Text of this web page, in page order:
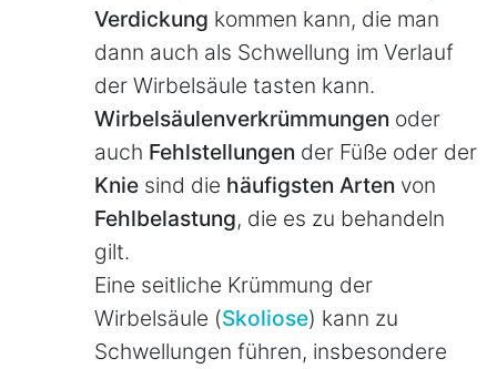
Verdickung kommen kann, die man
dann auch als Schwellung im Verlauf
der Wirbelsäule tasten kann.
Wirbelsäulenverkrümmungen oder
auch Fehlstellungen der Füße oder der
Knie sind die häufigsten Arten von
Fehlbelastung, die es zu behandeln
gilt.
Eine seitliche Krümmung der
Wirbelsäule (Skoliose) kann zu
Schwellungen führen, insbesondere